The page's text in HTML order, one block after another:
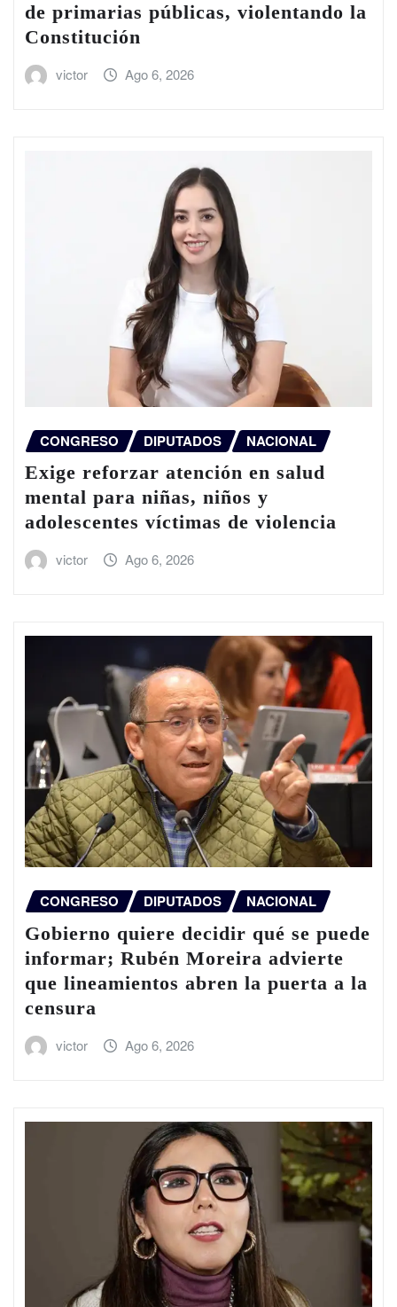
de primarias públicas, violentando la
Constitución
victor Ago 6, 2026
CONGRESO DIPUTADOS NACIONAL
Exige reforzar atención en salud
mental para niñas, niños y
adolescentes víctimas de violencia
victor Ago 6, 2026
CONGRESO DIPUTADOS NACIONAL
Gobierno quiere decidir qué se puede
informar; Rubén Moreira advierte
que lineamientos abren la puerta a la
censura
victor Ago 6, 2026